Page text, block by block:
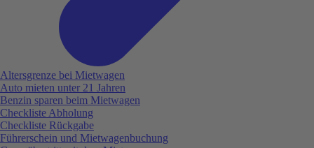
Altersgrenze bei Mietwagen
Auto mieten unter 21 Jahren
Benzin sparen beim Mietwagen
Checkliste Abholung
Checkliste Rückgabe
Führerschein und Mietwagenbuchung